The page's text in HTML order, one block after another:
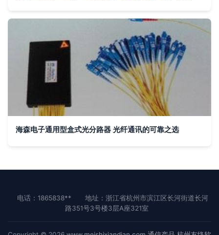
海森电子通用型盒式光分路器 光纤通讯的可靠之选
电话：1865838**
地址：浙江省杭州市滨江区长河街道长河
路351号3号楼3层A座321室